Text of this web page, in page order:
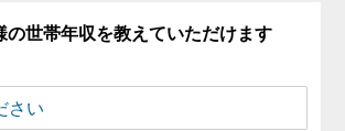
の世帯年収を教えていただけます